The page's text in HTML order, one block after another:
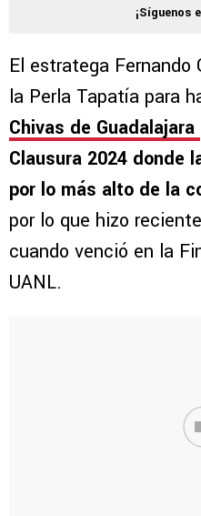
¡Síguenos
El estratega Fernando
la Perla Tapatía para
Chivas de Guadalajara
Clausura 2024 donde
por lo más alto de la
por lo que hizo
cuando venció en la
UANL.